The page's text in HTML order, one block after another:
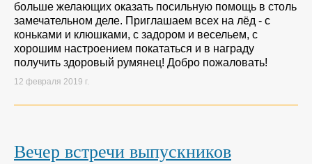
больше желающих оказать посильную помощь в столь
замечательном деле. Приглашаем всех на лёд - с
коньками и клюшками, с задором и весельем, с
хорошим настроением покататься и в награду
получить здоровый румянец! Добро пожаловать!
12 февраля 2019 г.
Вечер встречи выпускников